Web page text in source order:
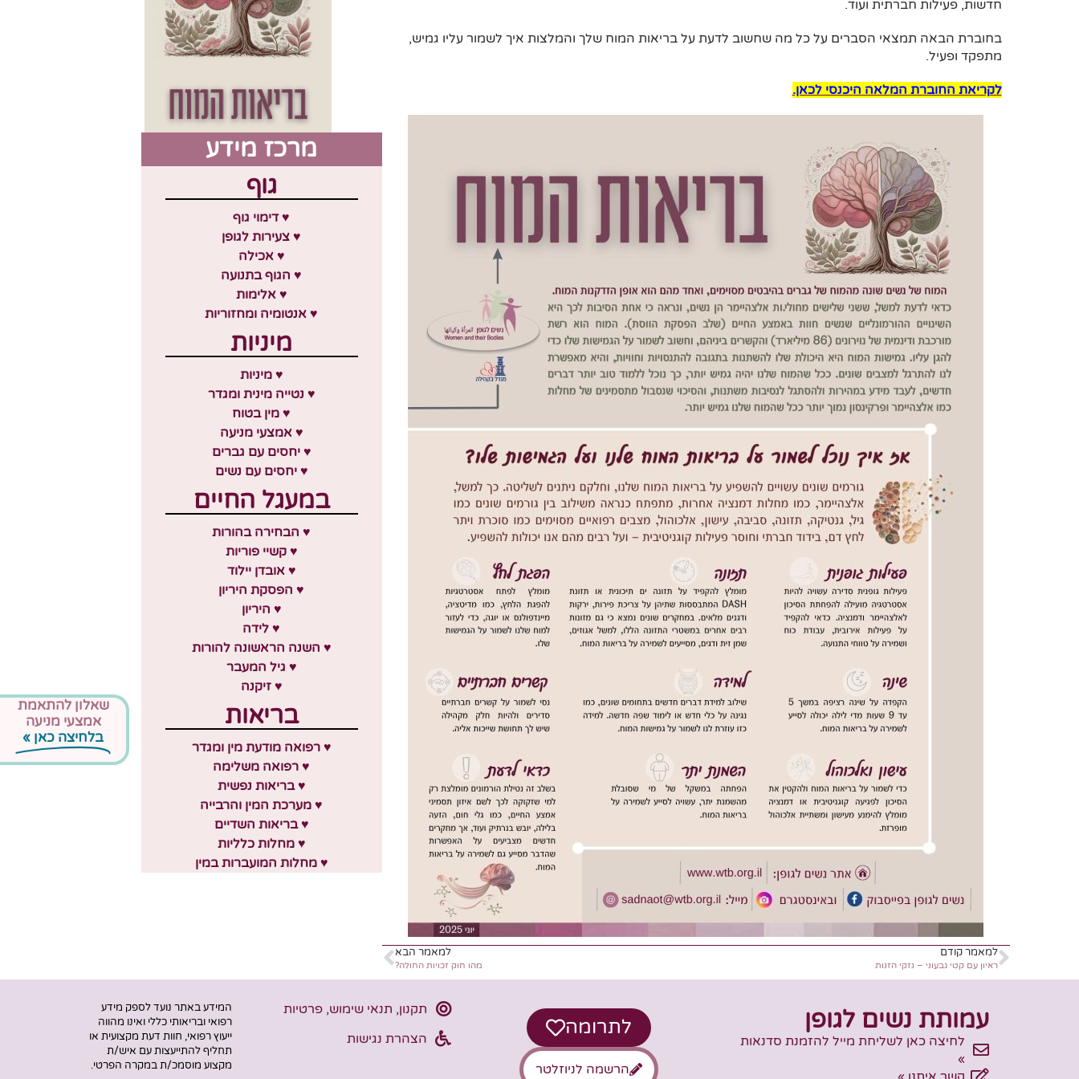
חדשות, פעילות חברתית ועוד.
בחוברת הבאה תמצאי הסברים על כל מה שחשוב לדעת על בריאות המוח שלך והמלצות איך לשמור עליו גמיש,
מתפקד ופעיל.
לקריאת החוברת המלאה היכנסי לכאן.
למאמר קודם
ראיון עם קטי גבעוני – נזקי הזנות
למאמר הבא
מהו חוק זכויות החולה?
מרכז מידע
גוף
♥ דימוי גוף
♥ צעירות לגופן
♥ אכילה
♥ הגוף בתנועה
♥ אלימות
♥ אנטומיה ומחזוריות
מיניות
♥ מיניות
♥ נטייה מינית ומגדר
♥ מין בטוח
♥ אמצעי מניעה
♥ יחסים עם גברים
♥ יחסים עם נשים
במעגל החיים
♥ הבחירה בהורות
♥ קשיי פוריות
♥ אובדן יילוד
♥ הפסקת היריון
♥ היריון
♥ לידה
♥ השנה הראשונה להורות
♥ גיל המעבר
♥ זיקנה
בריאות
♥ רפואה מודעת מין ומגדר
♥ רפואה משלימה
♥ בריאות נפשית
♥ מערכת המין והרבייה
♥ בריאות השדיים
♥ מחלות כלליות
♥ מחלות המועברות במין
עמותת נשים לגופן
לחיצה כאן לשליחת מייל להזמנת סדנאות
»
לתרומה
הרשמה לניוזלטר
תקנון, תנאי שימוש, פרטיות
הצהרת נגישות
המידע באתר נועד לספק מידע
רפואי ובריאותי כללי ואינו מהווה
ייעוץ רפואי, חוות דעת מקצועית או
תחליף להתייעצות עם איש/ת
מקצוע מוסמכ/ת במקרה הפרטי.
שאלון להתאמת
אמצעי מניעה
בלחיצה כאן »